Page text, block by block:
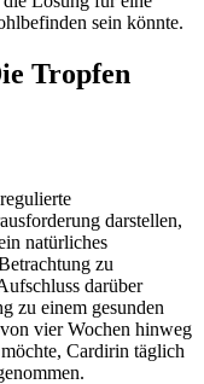
sein könnte.
Tropfen
darstellen,
natürliches
zu
darüber
zu einem gesunden
vier Wochen hinweg
Cardirin täglich